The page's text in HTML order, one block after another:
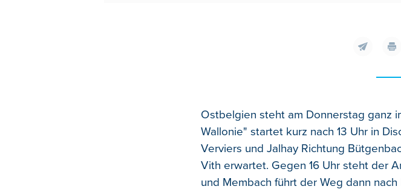
Ostbelgien steht am Donnerstag ganz
Wallonie" startet kurz nach 13 Uhr in
Verviers und Jalhay Richtung
Vith erwartet. Gegen 16 Uhr steht der
und Membach führt der Weg dann